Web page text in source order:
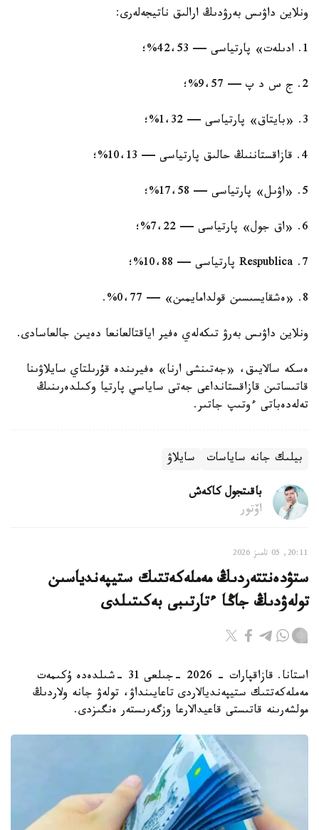
ونلاين داۋىس بەرۋدىڭ ارالىق ناتيجەلەرى:
1. ادىلەت» پارتياسى — 42،53%؛
2. ج س د پ — 9،57%؛
3. «بايتاق» پارتياسى — 1،32%؛
4. قازاقستاننىڭ حالىق پارتياسى — 10،13%؛
5. «اۋىل» پارتياسى — 17،58%؛
6. «اق جول» پارتياسى — 7،22%؛
7. Respublica پارتياسى — 10،88%؛
8. «ەشقايسىسىن قولدامايمىن» — 0،77%.
ونلاين داۋىس بەرۋ تىكەلەي ەفير اياقتالعانعا دەيىن جالعاسادى.
ەسكە سالايىق، «جەتىنشى ارنا» ەفيرىندە قۇرىلتاي سايلاۋىنا
قاتىساتىن قازاقستانداعى جەتى ساياسي پارتيا وكىلدەرىنىڭ
تەلەدەباتى ءوتىپ جاتىر.
بيلىك جانە ساياسات سايلاۋ
باقىتجول كاكەش
اۆتور
20:11, 05 تامىز 2026
ستۋدەنتتەردىڭ مەملەكەتتىك ستيپەندياسىن
تولەۋدىڭ جاڭا ءتارتىبى بەكىتىلدى
استانا. قازاقپارات - 2026 -جىلعى 31 -شىلدەدە ۇكىمەت
مەملەكەتتىك ستيپەنديالاردى تاعايىنداۋ، تولەۋ جانە ولاردىڭ
مولشەرىنە قاتىستى قاعيدالارعا وزگەرىستەر ەنگىزدى.